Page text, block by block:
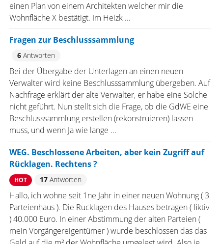
einen Plan von einem Architekten welcher mir die
Wohnfläche X bestätigt. Im Heizk ...
Fragen zur Beschlusssammlung
6Antworten
Bei der Übergabe der Unterlagen an einen neuen
Verwalter wird keine Beschlusssammlung übergeben. Auf
Nachfrage erklärt der alte Verwalter, er habe eine Solche
nicht geführt. Nun stellt sich die Frage, ob die GdWE eine
Beschlusssammlung erstellen (rekonstruieren) lassen
muss, und wenn Ja wie lange ...
WEG. Beschlossene Arbeiten, aber kein Zugriff auf
Rücklagen. Rechtens ?
HOT 17Antworten
Hallo, ich wohne seit 1ne Jahr in einer neuen Wohnung ( 3
Parteienhaus ). Die Rücklagen des Hauses betragen ( fiktiv
) 40.000 Euro. In einer Abstimmung der alten Parteien (
mein Vorgängereigentümer ) wurde beschlossen das das